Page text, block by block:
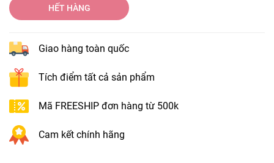
HẾT HÀNG
Giao hàng toàn quốc
Tích điểm tất cả sản phẩm
Mã FREESHIP đơn hàng từ 500k
Cam kết chính hãng